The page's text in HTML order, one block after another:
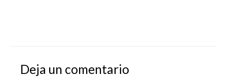
Deja un comentario